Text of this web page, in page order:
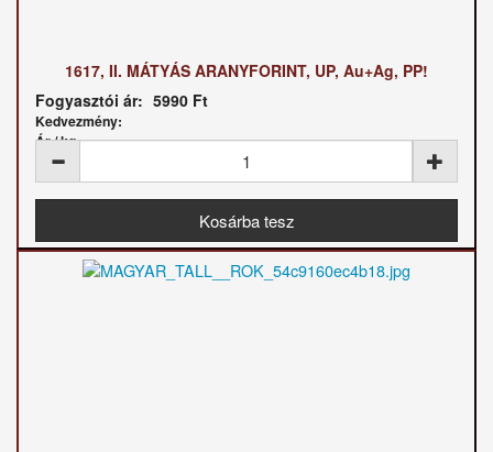
1617, II. MÁTYÁS ARANYFORINT, UP, Au+Ag, PP!
Fogyasztói ár: 5990 Ft
Kedvezmény:
Ár / kg: